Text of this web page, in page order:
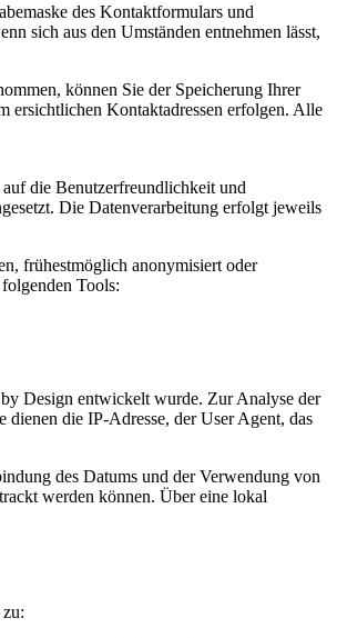
des Kontaktformulars und
sich aus den Umständen entnehmen lässt,
können Sie der Speicherung Ihrer
ersichtlichen Kontaktadressen erfolgen. Alle
die Benutzerfreundlichkeit und
Die Datenverarbeitung erfolgt jeweils
frühestmöglich anonymisiert oder
Tools:
Design entwickelt wurde. Zur Analyse der
die IP-Adresse, der User Agent, das
des Datums und der Verwendung von
werden können. Über eine lokal